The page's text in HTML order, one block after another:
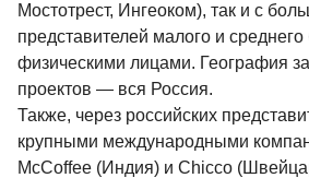
Мостотрест, Ингеоком), так и с
представителей малого и среднего
физическими лицами. География
проектов — вся Россия.
Также, через российских
крупными международными
McCoffee (Индия) и Chicco